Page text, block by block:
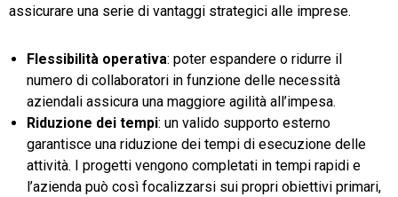
assicurare una serie di vantaggi strategici alle imprese.
Flessibilità operativa: poter espandere o ridurre il
numero di collaboratori in funzione delle necessità
aziendali assicura una maggiore agilità all’impesa.
Riduzione dei tempi: un valido supporto esterno
garantisce una riduzione dei tempi di esecuzione delle
attività. I progetti vengono completati in tempi rapidi e
l’azienda può così focalizzarsi sui propri obiettivi primari,